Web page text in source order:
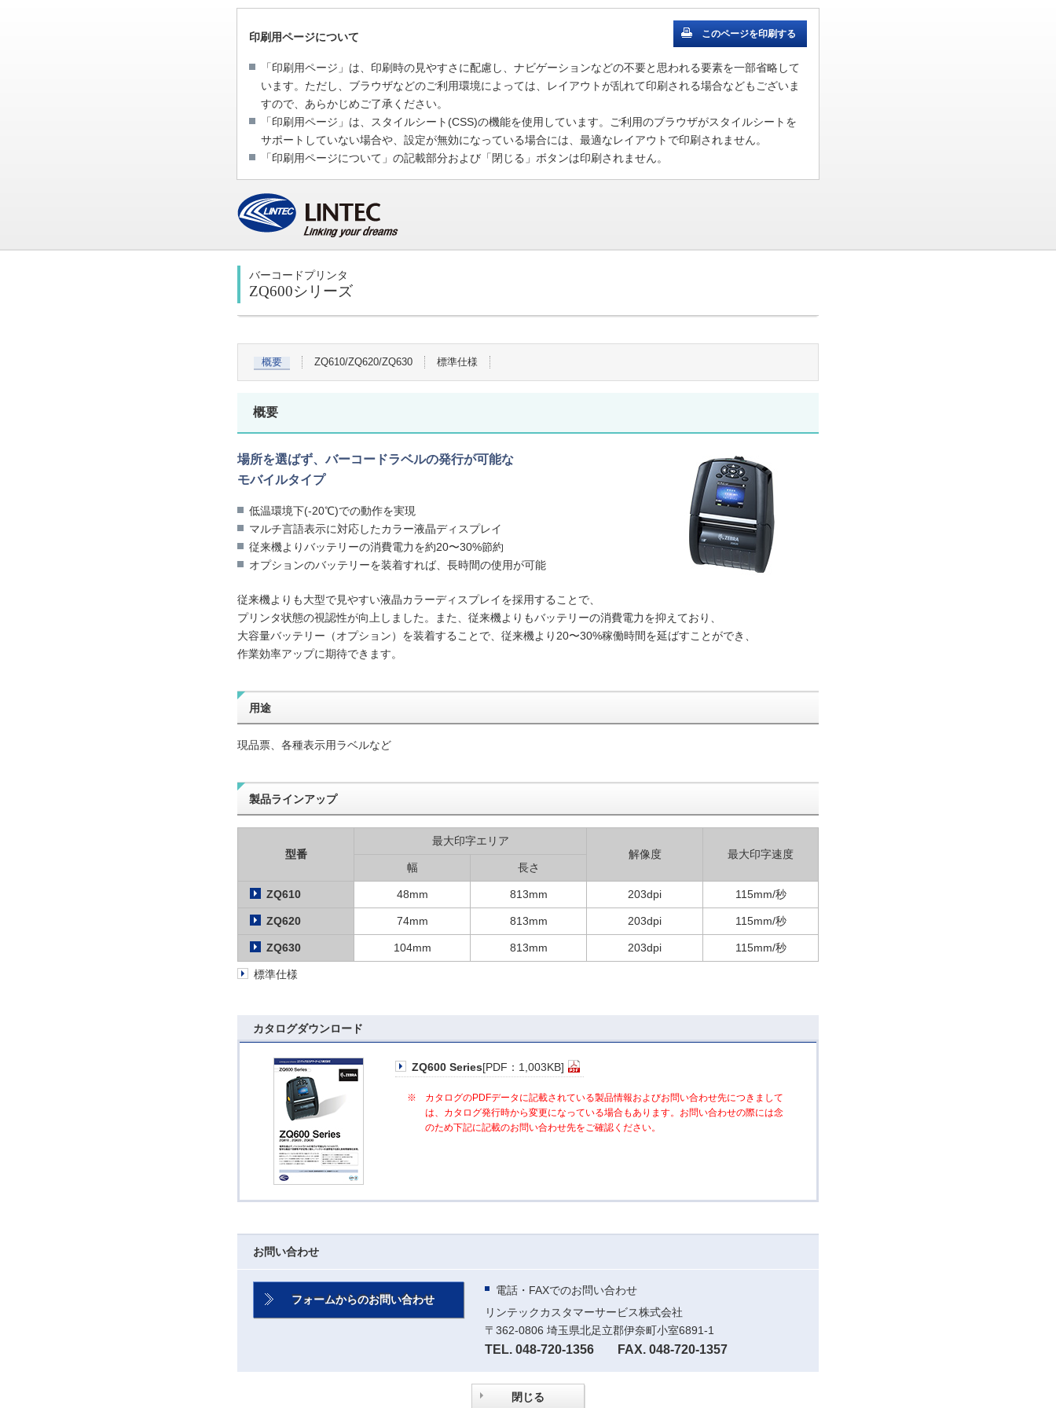
このページを印刷する
印刷用ページについて
「印刷用ページ」は、印刷時の見やすさに配慮し、ナビゲーションなどの不要と思われる要素を一部省略して
います。ただし、ブラウザなどのご利用環境によっては、レイアウトが乱れて印刷される場合などもございま
すので、あらかじめご了承ください。
「印刷用ページ」は、スタイルシート(CSS)の機能を使用しています。ご利用のブラウザがスタイルシートを
サポートしていない場合や、設定が無効になっている場合には、最適なレイアウトで印刷されません。
「印刷用ページについて」の記載部分および「閉じる」ボタンは印刷されません。
バーコードプリンタ
ZQ600シリーズ
概要 ZQ610/ZQ620/ZQ630 標準仕様
概要
場所を選ばず、バーコードラベルの発行が可能な
モバイルタイプ
低温環境下(-20℃)での動作を実現
マルチ言語表示に対応したカラー液晶ディスプレイ
従来機よりバッテリーの消費電力を約20〜30%節約
オプションのバッテリーを装着すれば、長時間の使用が可能
従来機よりも大型で見やすい液晶カラーディスプレイを採用することで、
プリンタ状態の視認性が向上しました。また、従来機よりもバッテリーの消費電力を抑えており、
大容量バッテリー（オプション）を装着することで、従来機より20〜30%稼働時間を延ばすことができ、
作業効率アップに期待できます。
用途
現品票、各種表示用ラベルなど
製品ラインアップ
型番
最大印字エリア
解像度
最大印字速度
幅
長さ
ZQ610 48mm 813mm 203dpi 115mm/秒
ZQ620 74mm 813mm 203dpi 115mm/秒
ZQ630 104mm 813mm 203dpi 115mm/秒
標準仕様
カタログダウンロード
ZQ600 Series [PDF：1,003KB]
※
カタログのPDFデータに記載されている製品情報およびお問い合わせ先につきまして
は、カタログ発行時から変更になっている場合もあります。お問い合わせの際には念
のため下記に記載のお問い合わせ先をご確認ください。
お問い合わせ
フォームからのお問い合わせ
電話・FAXでのお問い合わせ
リンテックカスタマーサービス株式会社
〒362-0806 埼玉県北足立郡伊奈町小室6891-1
TEL. 048-720-1356 FAX. 048-720-1357
閉じる